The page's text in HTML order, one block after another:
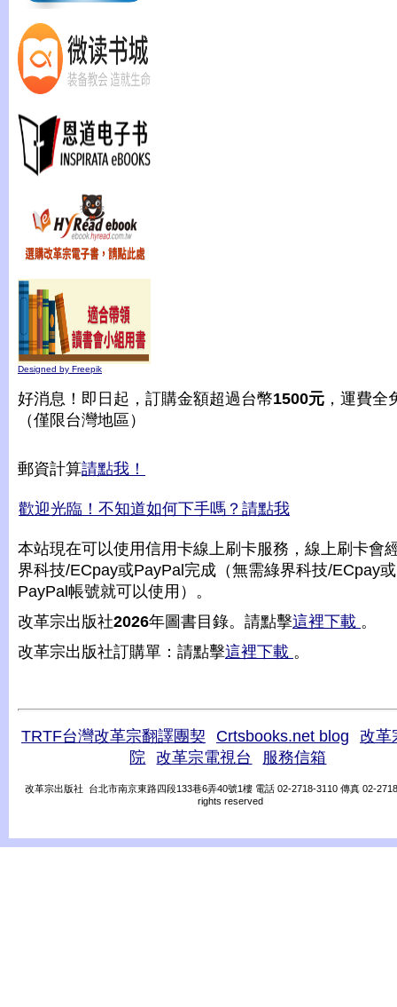
Designed by Freepik
好消息！即日起，訂購金額超過台幣1500元 ，運費全
（僅限台灣地區）
郵資計算請點我！
歡迎光臨！不知道如何下手嗎？請點我
本站現在可以使用信用卡線上刷卡服務，線上刷卡會
界科技/ECpay或PayPal完成（無需綠界科技/ECpay或
PayPal帳號就可以使用）。
改革宗出版社2026年圖書目錄。請點擊這裡下載 。
改革宗出版社訂購單：請點擊這裡下載 。
TRTF台灣改革宗翻譯團契 Crtsbooks.net blog
改革
院
改革宗電視台 服務信箱
改革宗出版社 台北市南京東路四段133巷6弄40號1樓 電話 02-2718-3110 傳真 02-
rights reserved